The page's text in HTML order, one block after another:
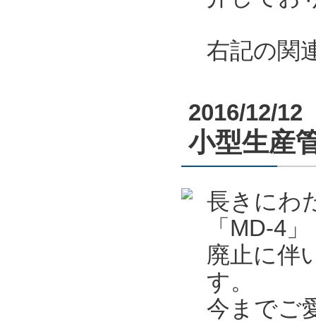
右記の関
2016/12/12
小型生産
長きにわ
「MD-4
廃止に伴
す。
今までご